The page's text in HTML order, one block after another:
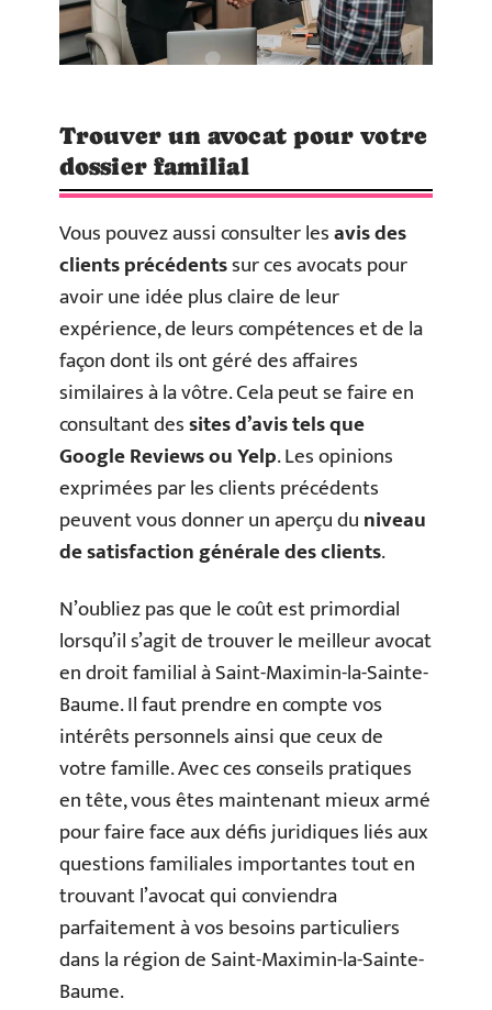
Trouver un avocat pour votre
dossier familial
Vous pouvez aussi consulter lesavis des
clients précédentssur ces avocats pour
avoir une idée plus claire de leur
expérience, de leurs compétences et de la
façon dont ils ont géré des affaires
similaires à la vôtre. Cela peut se faire en
consultant dessites d’avis tels que
Google Reviews ou Yelp. Les opinions
exprimées par les clients précédents
peuvent vous donner un aperçu duniveau
de satisfaction générale des clients.
N’oubliez pas que le coût est primordial
lorsqu’il s’agit de trouver le meilleur avocat
en droit familial à Saint-Maximin-la-Sainte-
Baume. Il faut prendre en compte vos
intérêts personnels ainsi que ceux de
votre famille. Avec ces conseils pratiques
en tête, vous êtes maintenant mieux armé
pour faire face aux défis juridiques liés aux
questions familiales importantes tout en
trouvant l’avocat qui conviendra
parfaitement à vos besoins particuliers
dans la région de Saint-Maximin-la-Sainte-
Baume.